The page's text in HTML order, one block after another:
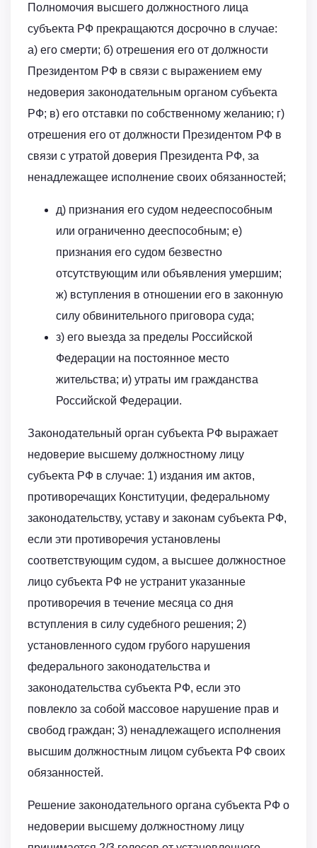
Полномочия высшего должностного лица
субъекта РФ прекращаются досрочно в случае:
а) его смерти; б) отрешения его от должности
Президентом РФ в связи с выражением ему
недоверия законодательным органом субъекта
РФ; в) его отставки по собственному желанию; г)
отрешения его от должности Президентом РФ в
связи с утратой доверия Президента РФ, за
ненадлежащее исполнение своих обязанностей;
д) признания его судом недееспособным
или ограниченно дееспособным; е)
признания его судом безвестно
отсутствующим или объявления умершим;
ж) вступления в отношении его в законную
силу обвинительного приговора суда;
з) его выезда за пределы Российской
Федерации на постоянное место
жительства; и) утраты им гражданства
Российской Федерации.
Законодательный орган субъекта РФ выражает
недоверие высшему должностному лицу
субъекта РФ в случае: 1) издания им актов,
противоречащих Конституции, федеральному
законодательству, уставу и законам субъекта РФ,
если эти противоречия установлены
соответствующим судом, а высшее должностное
лицо субъекта РФ не устранит указанные
противоречия в течение месяца со дня
вступления в силу судебного решения; 2)
установленного судом грубого нарушения
федерального законодательства и
законодательства субъекта РФ, если это
повлекло за собой массовое нарушение прав и
свобод граждан; 3) ненадлежащего исполнения
высшим должностным лицом субъекта РФ своих
обязанностей.
Решение законодательного органа субъекта РФ о
недоверии высшему должностному лицу